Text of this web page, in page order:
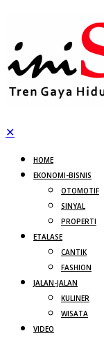
✕
HOME
EKONOMI-BISNIS
OTOMOTIF
SINYAL
PROPERTI
ETALASE
CANTIK
FASHION
JALAN-JALAN
KULINER
WISATA
VIDEO